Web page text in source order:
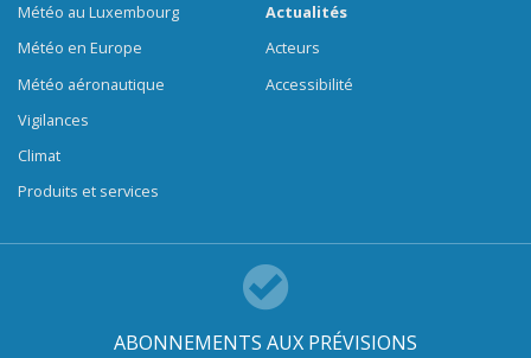
Météo au Luxembourg
Météo en Europe
Météo aéronautique
Vigilances
Climat
Produits et services
Actualités
Acteurs
Accessibilité
ABONNEMENTS AUX PRÉVISIONS